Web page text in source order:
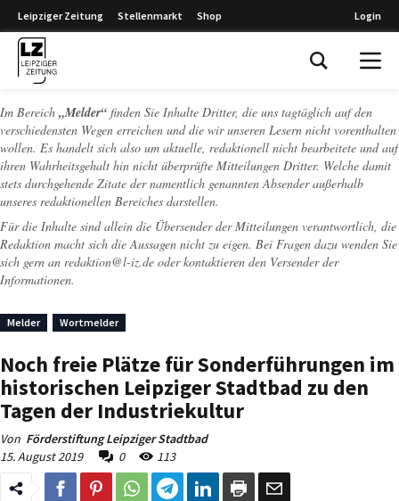
Leipziger Zeitung Stellenmarkt Shop Login
Im Bereich „Melder“ finden Sie Inhalte Dritter, die uns tagtäglich auf den
verschiedensten Wegen erreichen und die wir unseren Lesern nicht vorenthalten
wollen. Es handelt sich also um aktuelle, redaktionell nicht bearbeitete und auf
ihren Wahrheitsgehalt hin nicht überprüfte Mitteilungen Dritter. Welche damit
stets durchgehende Zitate der namentlich genannten Absender außerhalb
unseres redaktionellen Bereiches darstellen.
Für die Inhalte sind allein die Übersender der Mitteilungen verantwortlich, die
Redaktion macht sich die Aussagen nicht zu eigen. Bei Fragen dazu wenden Sie
sich gern an redaktion@l-iz.de oder kontaktieren den Versender der
Informationen.
Melder Wortmelder
Noch freie Plätze für Sonderführungen im
historischen Leipziger Stadtbad zu den
Tagen der Industriekultur
Von Förderstiftung Leipziger Stadtbad
15. August 2019
0 113